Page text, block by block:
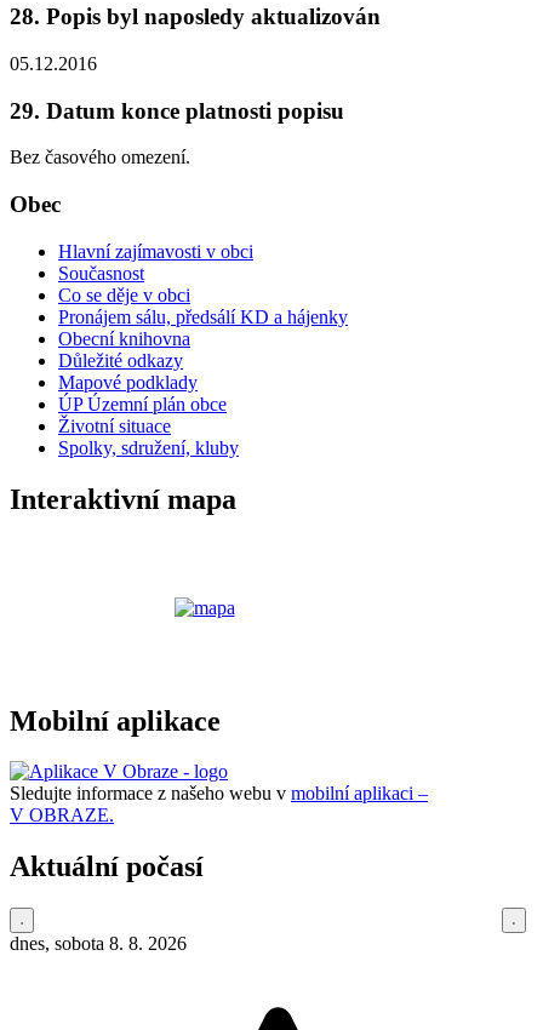
28. Popis byl naposledy aktualizován
05.12.2016
29. Datum konce platnosti popisu
Bez časového omezení.
Obec
Hlavní zajímavosti v obci
Současnost
Co se děje v obci
Pronájem sálu, předsálí KD a hájenky
Obecní knihovna
Důležité odkazy
Mapové podklady
ÚP Územní plán obce
Životní situace
Spolky, sdružení, kluby
Interaktivní mapa
Mobilní aplikace
Sledujte informace z našeho webu v mobilní aplikaci –
V OBRAZE.
Aktuální počasí
dnes, sobota 8. 8. 2026